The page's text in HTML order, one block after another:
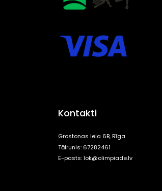
Kontakti
Grostonas iela 6B, Rīga
Tālrunis: 67282461
E-pasts:lok@olimpiade.lv